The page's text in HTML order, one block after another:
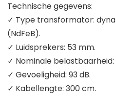
Technische gegevens:
✓ Type transformator:
(NdFeB).
✓ Luidsprekers: 53 mm.
✓ Nominale belastbaarheid:
✓ Gevoeligheid: 93 dB.
✓ Kabellengte: 300 cm.